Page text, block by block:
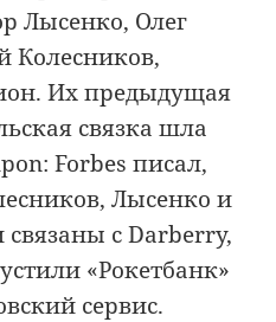
Лысенко, Олег
Колесников,
Их предыдущая
связка шла
Forbes писал,
Лысенко и
с Darberry,
«Рокетбанк»
сервис.